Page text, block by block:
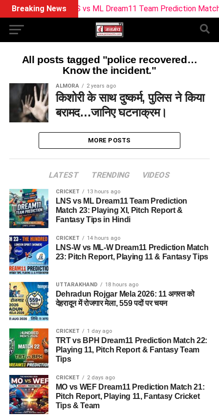
Breaking NewsLNS vs ML Dream11 Team Prediction Match
All posts tagged "police recovered…
Know the incident."
ALMORA 2 years ago
किशोरी के साथ दुष्कर्म, पुलिस ने किया
बरामद…जानिए घटनाक्रम।
MORE POSTS
LATEST TRENDING VIDEOS
CRICKET 13 hours ago
LNS vs ML Dream11 Team Prediction
Match 23: Playing XI, Pitch Report &
Fantasy Tips in Hindi
CRICKET 14 hours ago
LNS-W vs ML-W Dream11 Prediction Match
23: Pitch Report, Playing 11 & Fantasy Tips
UTTARAKHAND 18 hours ago
Dehradun Rojgar Mela 2026: 11 अगस्त को
देहरादून में रोजगार मेला, 559 पदों पर चयन
CRICKET 1 day ago
TRT vs BPH Dream11 Prediction Match 22:
Playing 11, Pitch Report & Fantasy Team
Tips
CRICKET 2 days ago
MO vs WEF Dream11 Prediction Match 21:
Pitch Report, Playing 11, Fantasy Cricket
Tips & Team